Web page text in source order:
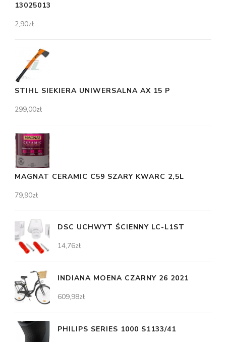
13025013
2,90zł
STIHL SIEKIERA UNIWERSALNA AX 15 P
299,00zł
MAGNAT CERAMIC C59 SZARY KWARC 2,5L
79,90zł
DSC UCHWYT ŚCIENNY LC-L1ST
14,76zł
INDIANA MOENA CZARNY 26 2021
609,98zł
PHILIPS SERIES 1000 S1133/41